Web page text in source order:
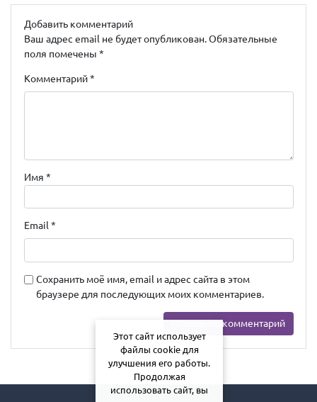
Добавить комментарий
Ваш адрес email не будет опубликован. Обязательные
поля помечены *
Комментарий*
Имя *
Email*
Сохранить моё имя, email и адрес сайта в этом
браузере для последующих моих комментариев.
Этот сайт использует
файлы cookie для
улучшения его работы.
Продолжая
использовать сайт, вы